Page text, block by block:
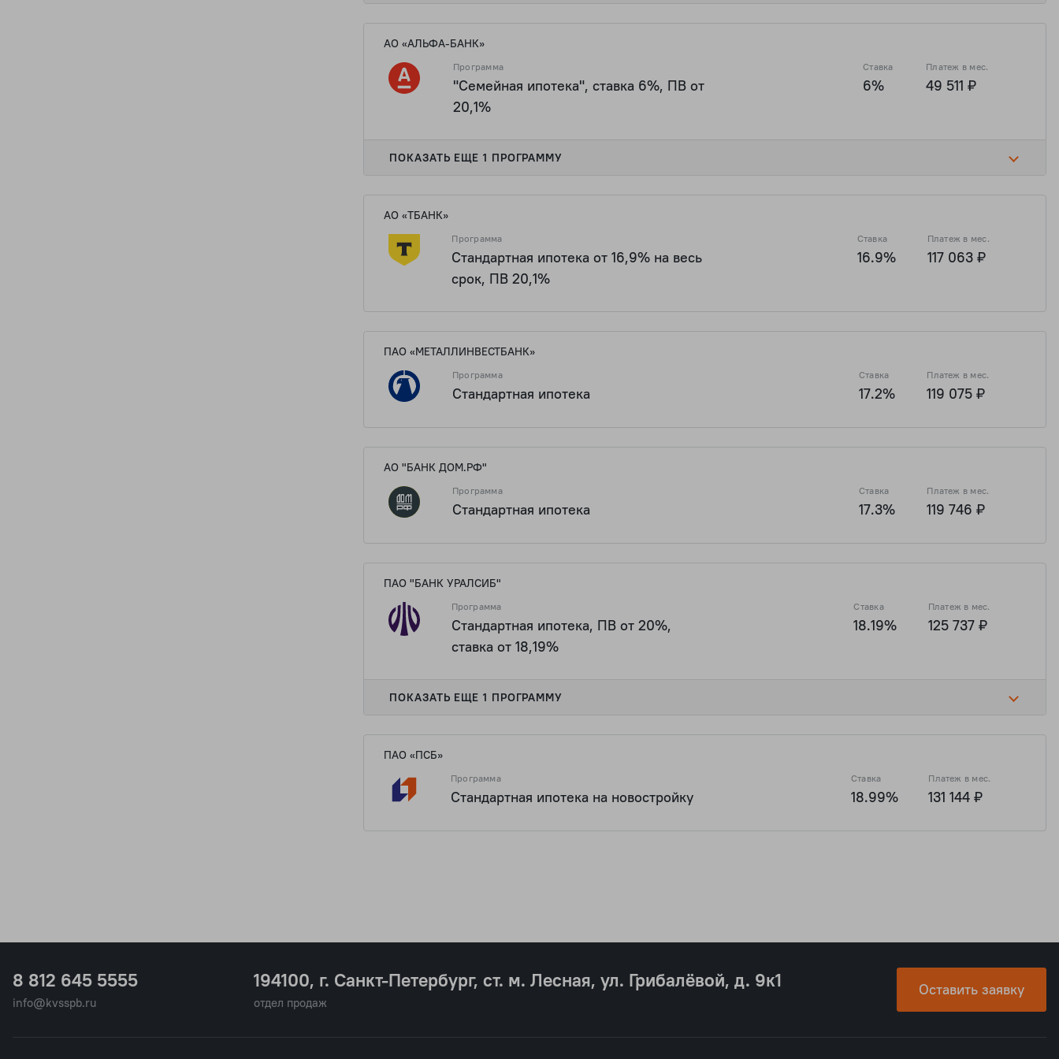
АО «АЛЬФА-БАНК»
Программа
"Семейная ипотека", ставка 6%, ПВ от
20,1%
Ставка
6%
Платеж в мес.
49 511 ₽
ПОКАЗАТЬ ЕЩЕ 1 ПРОГРАММУ
АО «ТБАНК»
Программа
Стандартная ипотека от 16,9% на весь
срок, ПВ 20,1%
Ставка
16.9%
Платеж в мес.
117 063 ₽
ПАО «МЕТАЛЛИНВЕСТБАНК»
Программа
Стандартная ипотека
Ставка
17.2%
Платеж в мес.
119 075 ₽
АО "БАНК ДОМ.РФ"
Программа
Стандартная ипотека
Ставка
17.3%
Платеж в мес.
119 746 ₽
ПАО "БАНК УРАЛСИБ"
Программа
Стандартная ипотека, ПВ от 20%,
ставка от 18,19%
Ставка
18.19%
Платеж в мес.
125 737 ₽
ПОКАЗАТЬ ЕЩЕ 1 ПРОГРАММУ
ПАО «ПСБ»
Программа
Стандартная ипотека на новостройку
Ставка
18.99%
Платеж в мес.
131 144 ₽
8 812 645 5555
info@kvsspb.ru
194100, г. Санкт‐Петербург, ст. м. Лесная, ул. Грибалёвой, д. 9к1
отдел продаж
Оставить заявку